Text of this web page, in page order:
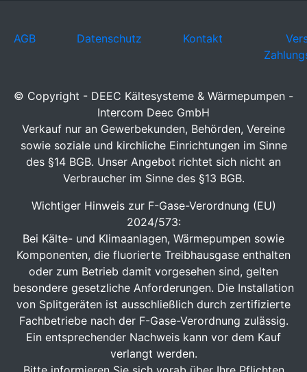
AGB Datenschutz Kontakt
© Copyright - DEEC Kältesysteme & Wärmepumpen -
Intercom Deec GmbH
Verkauf nur an Gewerbekunden, Behörden, Vereine
sowie soziale und kirchliche Einrichtungen im Sinne
des §14 BGB. Unser Angebot richtet sich nicht an
Verbraucher im Sinne des §13 BGB.
Wichtiger Hinweis zur F-Gase-Verordnung (EU)
2024/573:
Bei Kälte- und Klimaanlagen, Wärmepumpen sowie
Komponenten, die fluorierte Treibhausgase enthalten
oder zum Betrieb damit vorgesehen sind, gelten
besondere gesetzliche Anforderungen. Die Installation
von Splitgeräten ist ausschließlich durch zertifizierte
Fachbetriebe nach der F-Gase-Verordnung zulässig.
Ein entsprechender Nachweis kann vor dem Kauf
verlangt werden.